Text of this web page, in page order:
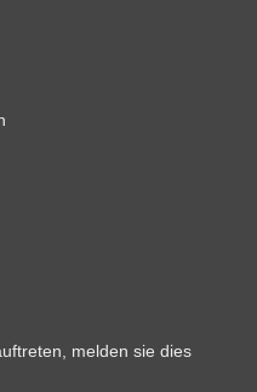
melden sie dies